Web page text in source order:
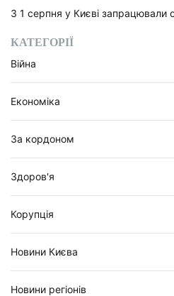
З 1 серпня у Києві запрацювали
КАТЕГОРІЇ
Війна
Економіка
За кордоном
Здоров'я
Корупція
Новини Києва
Новини регіонів